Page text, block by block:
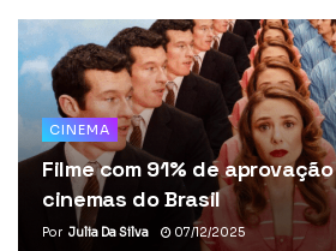
CINEMA
Filme com 91% de
cinemas do Brasil
Por Julia Da Silva 07/12/2025